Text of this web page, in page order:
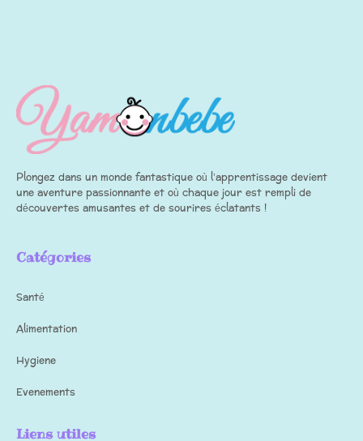
Plongez dans un monde fantastique où l’apprentissage devient
une aventure passionnante et où chaque jour est rempli de
découvertes amusantes et de sourires éclatants !
Catégories
Santé
Alimentation
Hygiene
Evenements
Liens utiles